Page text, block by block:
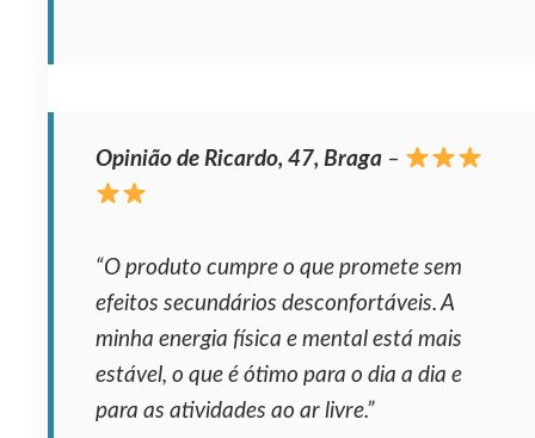
Opinião de Ricardo, 47, Braga –
“O produto cumpre o que promete sem
efeitos secundários desconfortáveis. A
minha energia física e mental está mais
estável, o que é ótimo para o dia a dia e
para as atividades ao ar livre.”